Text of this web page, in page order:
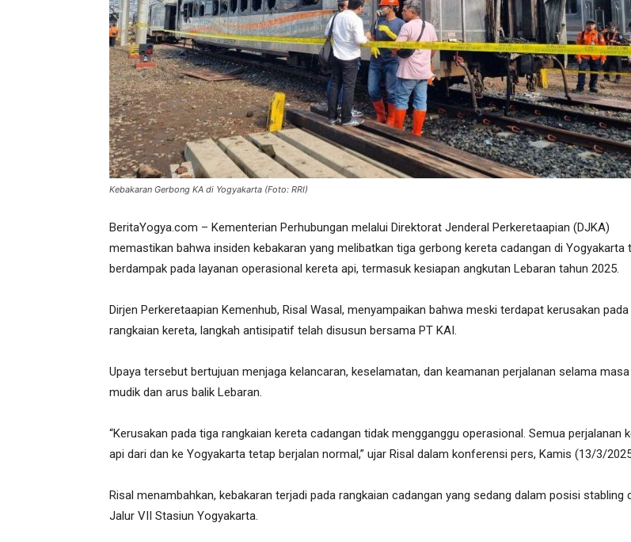
Kebakaran Gerbong KA di Yogyakarta (Foto: RRI)
BeritaYogya.com – Kementerian Perhubungan melalui Direktorat Jenderal Perkeretaapian (DJKA)
memastikan bahwa insiden kebakaran yang melibatkan tiga gerbong kereta cadangan di Yogyakarta
berdampak pada layanan operasional kereta api, termasuk kesiapan angkutan Lebaran tahun 2025.
Dirjen Perkeretaapian Kemenhub, Risal Wasal, menyampaikan bahwa meski terdapat kerusakan
rangkaian kereta, langkah antisipatif telah disusun bersama PT KAI.
Upaya tersebut bertujuan menjaga kelancaran, keselamatan, dan keamanan perjalanan selama masa
mudik dan arus balik Lebaran.
“Kerusakan pada tiga rangkaian kereta cadangan tidak mengganggu operasional. Semua perjalanan
api dari dan ke Yogyakarta tetap berjalan normal,” ujar Risal dalam konferensi pers, Kamis (13/3/
Risal menambahkan, kebakaran terjadi pada rangkaian cadangan yang sedang dalam posisi stabling
Jalur VII Stasiun Yogyakarta.